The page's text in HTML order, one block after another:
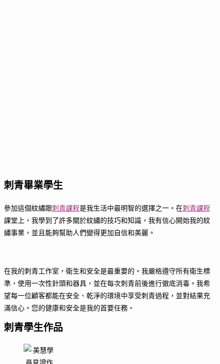
刺青畢業學生
參加這個紋繡跟刺青課程是我生活中最明智的選擇之一。在刺青課程
課堂上，我學到了許多關於紋繡的技巧和知識，我有信心開始我的紋
繡事業，並且能夠幫助人們變得更加自信和美麗。
在我的刺青工作室，衛生和安全是最重要的。我嚴格遵守所有衛生標
準，使用一次性針頭和器具，並在每次刺青前後進行徹底消毒。我希
望每一位顧客都能在安全、乾淨的環境中享受刺青過程，並對結果充
滿信心。您的健康和安全是我的首要任務。
刺青學生作品